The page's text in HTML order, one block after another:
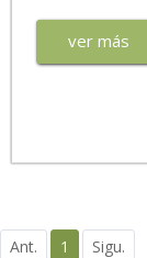
ver más
Ant. 1 Sigu.